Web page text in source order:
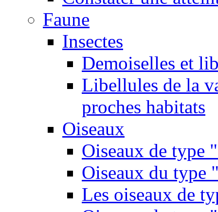
Faune
Insectes
Demoiselles et
Libellules de la
proches habitats
Oiseaux
Oiseaux de type
Oiseaux du type
Les oiseaux de